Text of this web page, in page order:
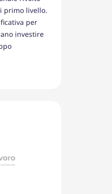
primo livello.
per
investire